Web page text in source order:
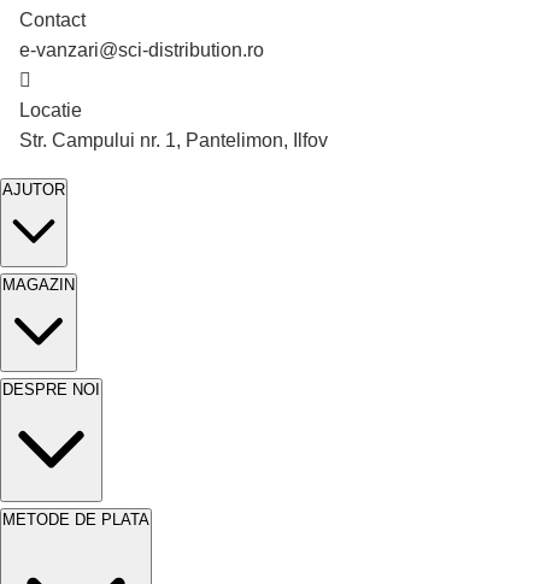
În stoc
Contact
e-vanzari@sci-distribution.ro
Locatie
Str. Campului nr. 1, Pantelimon, Ilfov
AJUTOR
MAGAZIN
DESPRE NOI
METODE DE PLATA